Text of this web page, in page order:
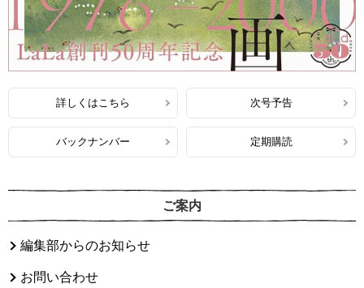
詳しくはこちら 次号予告
バックナンバー 定期購読
ご案内
編集部からのお知らせ
お問い合わせ